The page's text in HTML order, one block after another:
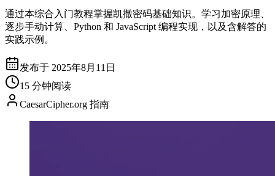
通过本综合入门教程掌握凯撒密码基础知识。学习加密原理、
逐步手动计算、Python 和 JavaScript 编程实现，以及含解答的
实践示例。
发布于 2025年8月11日
15 分钟阅读
CaesarCipher.org 指南